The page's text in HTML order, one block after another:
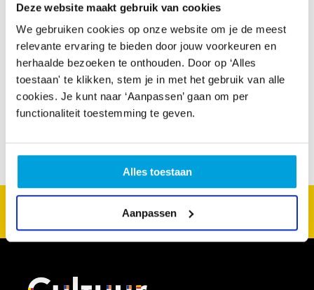
Deze website maakt gebruik van cookies
We gebruiken cookies op onze website om je de meest
relevante ervaring te bieden door jouw voorkeuren en
herhaalde bezoeken te onthouden. Door op ‘Alles
toestaan' te klikken, stem je in met het gebruik van alle
cookies. Je kunt naar ‘Aanpassen’ gaan om per
functionaliteit toestemming te geven.
Alles toestaan
Aanpassen
Optredens verzorgen zoals buitenconcerten,
zorgconcerten, sport gebeuren bij wedstrijden,
instellingen voor gehandicapten en daar dan geweldige
middag verzorgen door onze klanken. Maar ook met
sinterklaas optreden met onze pietenkapel De
kruidnootjes.
Den Haag